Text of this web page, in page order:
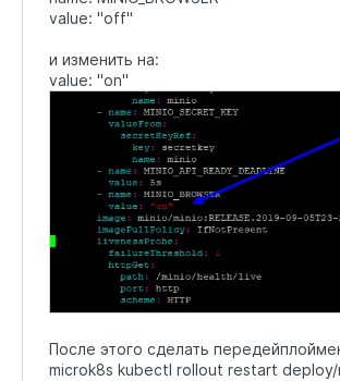
value: "off"
и изменить на:
value: "on"
После этого сделать
microk8s kubectl rollout restart deploy/